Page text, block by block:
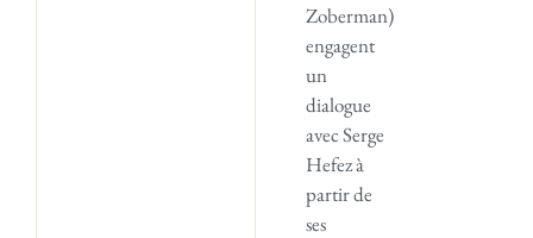
Zoberman)
engagent
un
dialogue
avec Serge
Hefez à
partir de
ses